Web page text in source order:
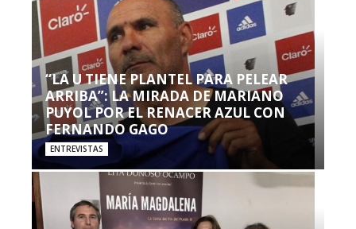
“LA U TIENE PLANTEL PARA PELEAR
ARRIBA”: LA MIRADA DE MARIANO
PUYOL POR EL RENACER AZUL CON
FERNANDO GAGO
ENTREVISTAS